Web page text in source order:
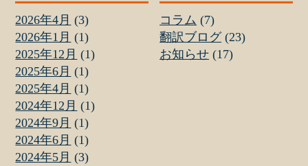
2026年4月 (3)
2026年1月 (1)
2025年12月 (1)
2025年6月 (1)
2025年4月 (1)
2024年12月 (1)
2024年9月 (1)
2024年6月 (1)
2024年5月 (3)
コラム (7)
翻訳ブログ(23)
お知らせ (17)